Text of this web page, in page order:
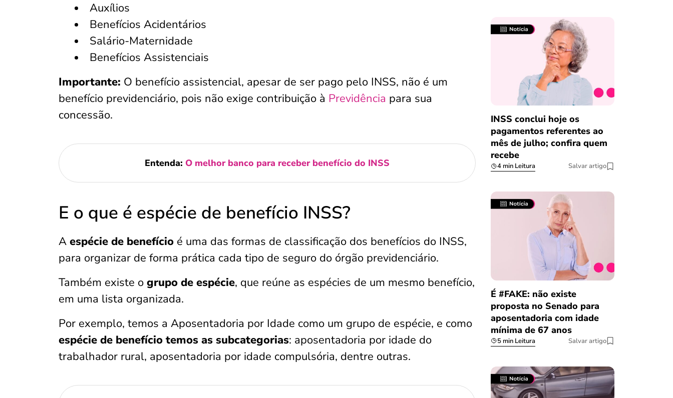
Auxílios
Benefícios Acidentários
Salário-Maternidade
Benefícios Assistenciais
Importante: O benefício assistencial, apesar de ser pago pelo INSS, não é um
benefício previdenciário, pois não exige contribuição à Previdência para sua
concessão.
Entenda: O melhor banco para receber benefício do INSS
E o que é espécie de benefício INSS?
A espécie de benefício é uma das formas de classificação dos benefícios do INSS,
para organizar de forma prática cada tipo de seguro do órgão previdenciário.
Também existe o grupo de espécie, que reúne as espécies de um mesmo benefício,
em uma lista organizada.
Por exemplo, temos a Aposentadoria por Idade como um grupo de espécie, e como
espécie de benefício temos as subcategorias: aposentadoria por idade do
trabalhador rural, aposentadoria por idade compulsória, dentre outras.
INSS conclui hoje os
pagamentos referentes ao
mês de julho; confira quem
recebe
4 min Leitura Salvar artigo
É #FAKE: não existe
proposta no Senado para
aposentadoria com idade
mínima de 67 anos
5 min Leitura Salvar artigo